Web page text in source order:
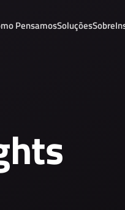
PensamosSoluçõesSobre